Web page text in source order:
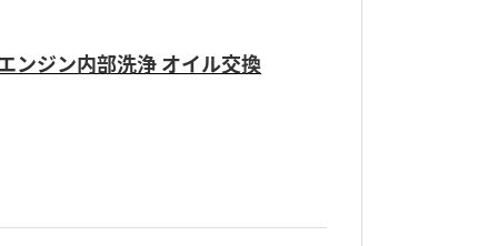
ンジン内部洗浄 オイル交換